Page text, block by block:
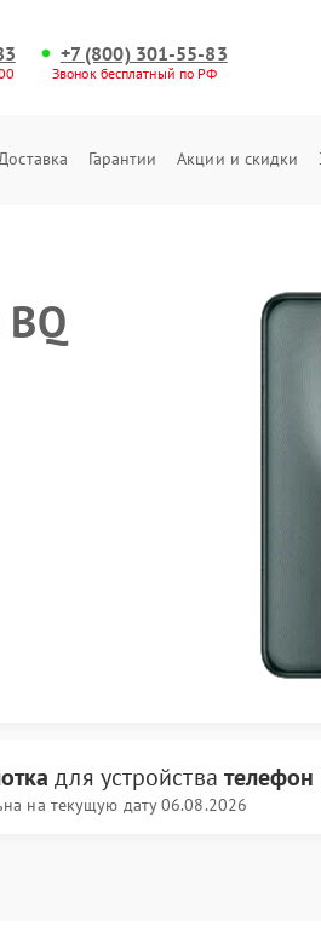
+7 (800) 301-55-83
Звонок бесплатный по РФ
Гарантии Акции и скидки
для устройства телефон
на текущую дату 06.08.2026